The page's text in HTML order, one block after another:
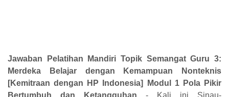
Jawaban Pelatihan Mandiri Topik Semangat Guru 3:
Merdeka Belajar dengan Kemampuan Nonteknis
[Kemitraan dengan HP Indonesia] Modul 1 Pola Pikir
Bertumbuh dan Ketangguhan - Kali ini Sinau-